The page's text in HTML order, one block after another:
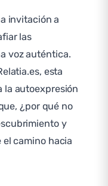
invitación a
las
voz auténtica.
esta
la autoexpresión
¿por qué no
y
camino hacia